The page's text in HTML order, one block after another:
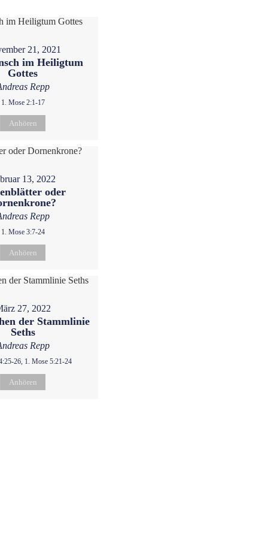
21, 2021
im Heiligtum
Gottes
Repp
1. Mose 2:1-17
Anhören
13, 2022
oder
Repp
1. Mose 3:7-24
Anhören
27, 2022
der Stammlinie
Seths
Repp
26, 1. Mose 5:21-24
Anhören